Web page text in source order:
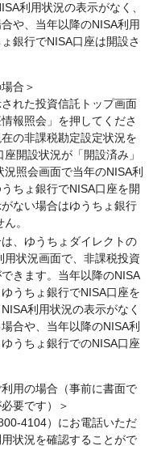
利用状況の表示がなく、
や、当年以降のNISA利用
銀行でNISA口座は開設さ
合＞
れた投資信託トップ画面
報照会」を押してくださ
の非課税勘定設定状況を
開設状況が「開設済み」
照会画面で当年のNISA利
ちょ銀行でNISA口座を開
ない場合はゆうちょ銀行
。
、ゆうちょダイレクトの
状況画面で、非課税投資
きます。当年以降のNISA
うちょ銀行でNISA口座を
利用状況の表示がなく
合や、当年以降のNISA利
うちょ銀行でのNISA口座
用の場合（事前に書面で
要です）＞
4104）にお電話いただ
状況を確認することがで